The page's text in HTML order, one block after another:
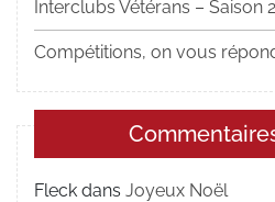
Interclubs Vétérans – Saison
Compétitions, on vous
Fleck dans Joyeux Noël